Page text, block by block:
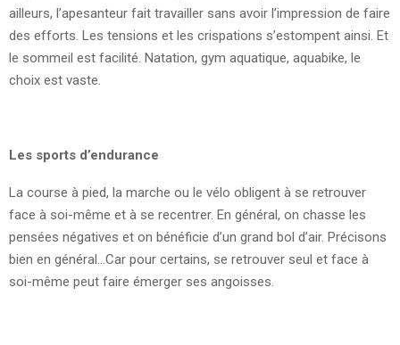
ailleurs, l’apesanteur fait travailler sans avoir l’impression de faire
des efforts. Les tensions et les crispations s’estompent ainsi. Et
le sommeil est facilité. Natation, gym aquatique, aquabike, le
choix est vaste.
Les sports d’endurance
La course à pied, la marche ou le vélo obligent à se retrouver
face à soi-même et à se recentrer. En général, on chasse les
pensées négatives et on bénéficie d’un grand bol d’air. Précisons
bien en général…Car pour certains, se retrouver seul et face à
soi-même peut faire émerger ses angoisses.